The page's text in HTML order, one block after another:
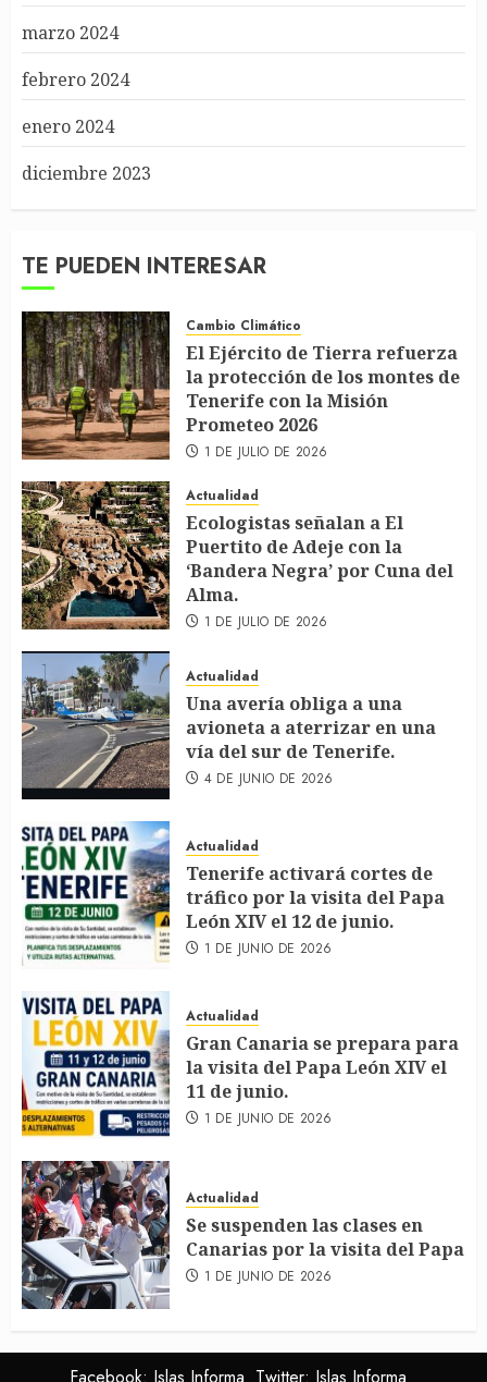
marzo 2024
febrero 2024
enero 2024
diciembre 2023
TE PUEDEN INTERESAR
Cambio Climático
El Ejército de Tierra refuerza
la protección de los montes de
Tenerife con la Misión
Prometeo 2026
1 DE JULIO DE 2026
Actualidad
Ecologistas señalan a El
Puertito de Adeje con la
‘Bandera Negra’ por Cuna del
Alma.
1 DE JULIO DE 2026
Actualidad
Una avería obliga a una
avioneta a aterrizar en una
vía del sur de Tenerife.
4 DE JUNIO DE 2026
Actualidad
Tenerife activará cortes de
tráfico por la visita del Papa
León XIV el 12 de junio.
1 DE JUNIO DE 2026
Actualidad
Gran Canaria se prepara para
la visita del Papa León XIV el
11 de junio.
1 DE JUNIO DE 2026
Actualidad
Se suspenden las clases en
Canarias por la visita del Papa
1 DE JUNIO DE 2026